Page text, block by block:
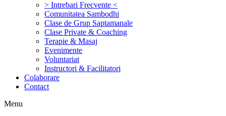
> Intrebari Frecvente <
Comunitatea Sambodhi
Clase de Grup Saptamanale
Clase Private & Coaching
Terapie & Masaj
‎Evenimente
Voluntariat
‏‏‎Instructori & Facilitatori
Colaborare
Contact
Menu